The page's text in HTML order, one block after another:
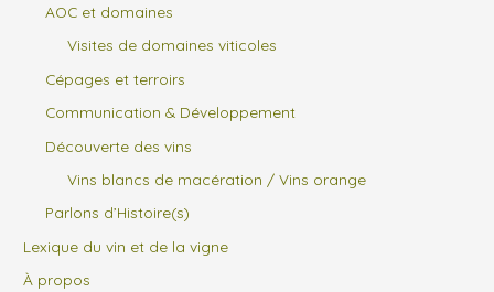
AOC et domaines
Visites de domaines viticoles
Cépages et terroirs
Communication & Développement
Découverte des vins
Vins blancs de macération / Vins orange
Parlons d’Histoire(s)
Lexique du vin et de la vigne
À propos